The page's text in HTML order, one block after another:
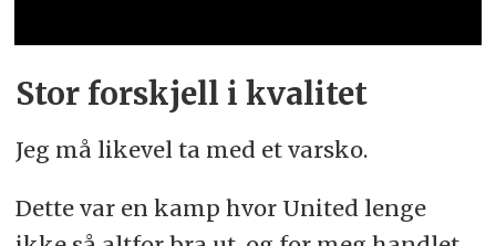
Stor forskjell i kvalitet
Jeg må likevel ta med et varsko.
Dette var en kamp hvor United lenge